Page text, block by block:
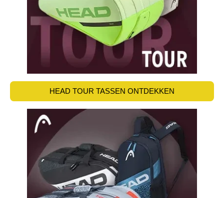
HEAD TOUR TASSEN ONTDEKKEN